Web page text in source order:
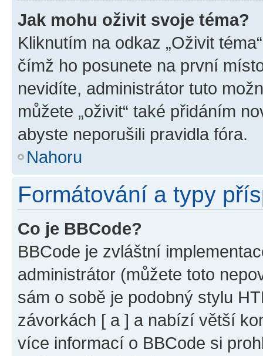
Jak mohu oživit svoje téma?
Kliknutím na odkaz „Oživit
čímž ho posunete na první
nevidíte, administrátor tuto
můžete „oživit“ také přidáním
abyste neporušili pravidla fóra.
Nahoru
Formátování a typy
Co je BBCode?
BBCode je zvláštní
administrátor (můžete toto
sám o sobě je podobný stylu
závorkách [ a ] a nabízí větší
více informací o BBCode si